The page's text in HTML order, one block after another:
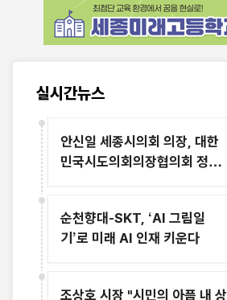
실시간뉴스
안신일 세종시의회 의장, 대한
민국시도의회의장협의회 정기
순천향대-SKT, ‘AI 그림일
기’로 미래 AI 인재 키운다
조상호 시장 "시민의 아픔 내 상